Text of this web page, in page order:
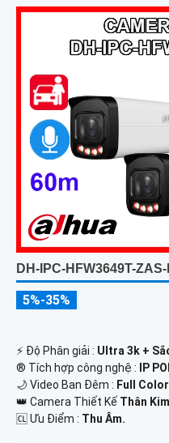
DH-IPC-HFW3649T-
5%-35%
️⚡ Độ Phân giải : Ultra 3k +
®️ Tích hợp công nghệ :
IP
🌙 Video Ban Đêm : Full
👑 Camera Thiết Kế Thân
️🆑 Ưu Điểm : Thu Âm.